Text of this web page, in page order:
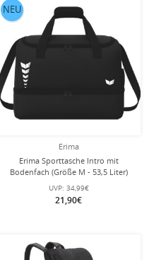
Erima
Erima Sporttasche Intro mit
Bodenfach (Größe M - 53,5 Liter)
UVP: 34,99€
21,90€
NEU